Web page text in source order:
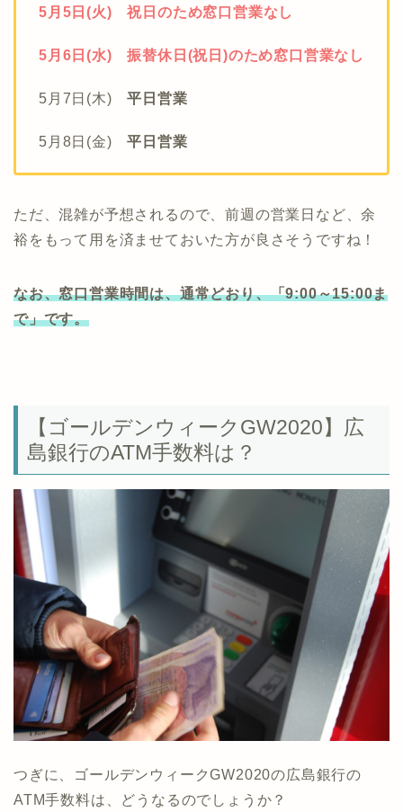
5月5日(火) 祝日のため窓口営業なし
5月6日(水) 振替休日(祝日)のため窓口営業なし
5月7日(木)平日営業
5月8日(金)平日営業
ただ、混雑が予想されるので、前週の営業日など、余
裕をもって用を済ませておいた方が良さそうですね！
なお、窓口営業時間は、通常どおり、「9:00～15:00ま
で」です。
【ゴールデンウィークGW2020】広
島銀行のATM手数料は？
つぎに、ゴールデンウィークGW2020の広島銀行の
ATM手数料は、どうなるのでしょうか？